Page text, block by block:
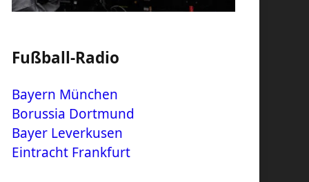
Fußball-Radio
Bayern München
Borussia Dortmund
Bayer Leverkusen
Eintracht Frankfurt